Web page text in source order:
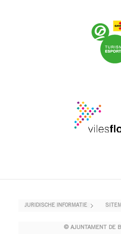
JURIDISCHE INFORMATIE
© AJUNTAMENT DE